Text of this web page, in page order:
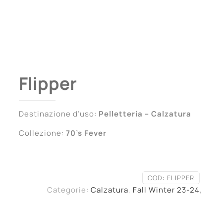
Flipper
Destinazione d’uso: Pelletteria – Calzatura
Collezione: 70’s Fever
COD: FLIPPER
Categorie: Calzatura, Fall Winter 23-24,